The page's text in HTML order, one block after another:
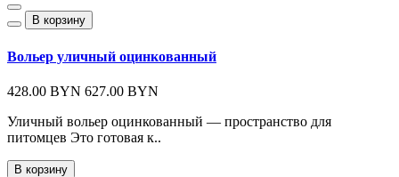
В корзину
Вольер уличный оцинкованный
428.00 BYN 627.00 BYN
Уличный вольер оцинкованный — пространство для
питомцев Это готовая к..
В корзину